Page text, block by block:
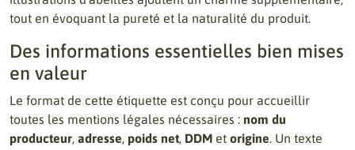
tout en évoquant la pureté et la naturalité du produit.
Des informations essentielles bien mises
en valeur
Le format de cette étiquette est conçu pour accueillir
toutes les mentions légales nécessaires : nom du
producteur, adresse, poids net, DDM et origine. Un texte